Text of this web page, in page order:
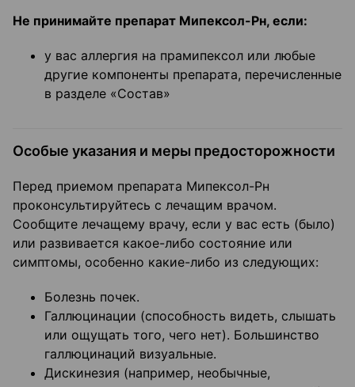
Не принимайте препарат Мипексол-Рн, если:
у вас аллергия на прамипексол или любые
другие компоненты препарата, перечисленные
в разделе «Состав»
Особые указания и меры предосторожности
Перед приемом препарата Мипексол-Рн
проконсультируйтесь с лечащим врачом.
Сообщите лечащему врачу, если у вас есть (было)
или развивается какое-либо состояние или
симптомы, особенно какие-либо из следующих:
Болезнь почек.
Галлюцинации (способность видеть, слышать
или ощущать того, чего нет). Большинство
галлюцинаций визуальные.
Дискинезия (например, необычные,